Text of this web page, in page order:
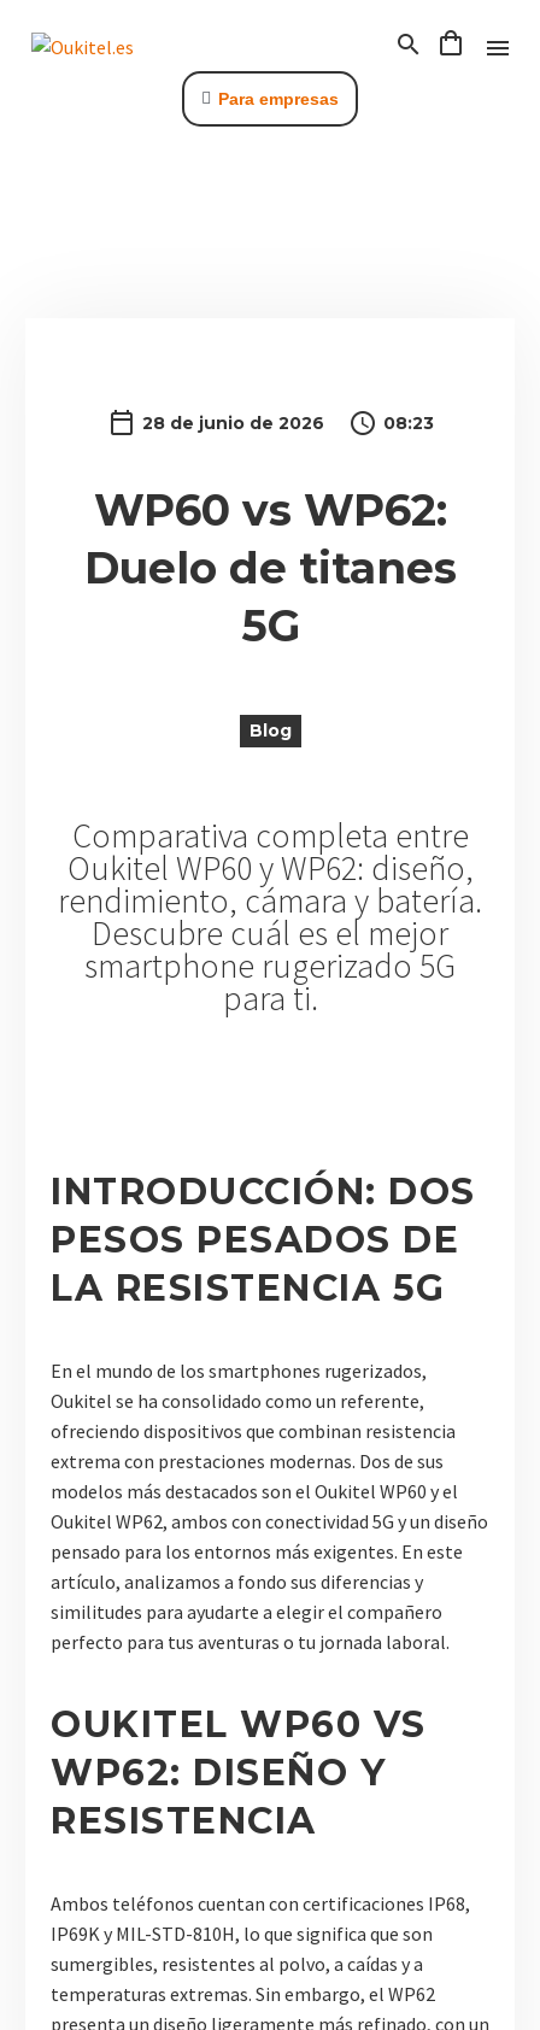
Para empresas
28 de junio de 2026 08:23
WP60 vs WP62:
Duelo de titanes
5G
Blog
Comparativa completa entre
Oukitel WP60 y WP62: diseño,
rendimiento, cámara y batería.
Descubre cuál es el mejor
smartphone rugerizado 5G
para ti.
INTRODUCCIÓN: DOS
PESOS PESADOS DE
LA RESISTENCIA 5G
En el mundo de los smartphones rugerizados,
Oukitel se ha consolidado como un referente,
ofreciendo dispositivos que combinan resistencia
extrema con prestaciones modernas. Dos de sus
modelos más destacados son el Oukitel WP60 y el
Oukitel WP62, ambos con conectividad 5G y un diseño
pensado para los entornos más exigentes. En este
artículo, analizamos a fondo sus diferencias y
similitudes para ayudarte a elegir el compañero
perfecto para tus aventuras o tu jornada laboral.
OUKITEL WP60 VS
WP62: DISEÑO Y
RESISTENCIA
Ambos teléfonos cuentan con certificaciones IP68,
IP69K y MIL-STD-810H, lo que significa que son
sumergibles, resistentes al polvo, a caídas y a
temperaturas extremas. Sin embargo, el WP62
presenta un diseño ligeramente más refinado, con un